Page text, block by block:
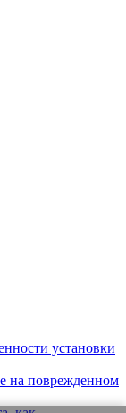
установки
на поврежденном